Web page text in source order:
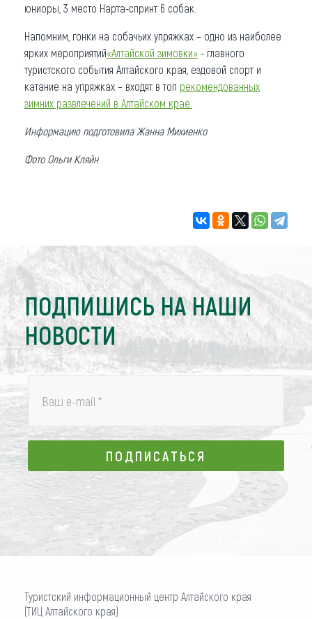
юниоры, 3 место Нарта-спринт 6 собак.
Напомним, гонки на собачьих упряжках – одно из наиболее
ярких мероприятий«Алтайской зимовки» - главного
туристского события Алтайского края, ездовой спорт и
катание на упряжках – входят в топ рекомендованных
зимних развлечений в Алтайском крае.
Информацию подготовила Жанна Михиенко
Фото Ольги Кляйн
ПОДПИШИСЬ НА НАШИ
НОВОСТИ
Ваш e-mail *
ПОДПИСАТЬСЯ
ПОДПИСАТЬСЯ
Туристский информационный центр Алтайского края
(ТИЦ Алтайского края)